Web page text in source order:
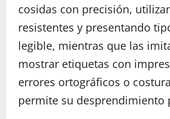
cosidas con precisión,
resistentes y presentando
legible, mientras que las
mostrar etiquetas con
errores ortográficos o
permite su desprendimiento